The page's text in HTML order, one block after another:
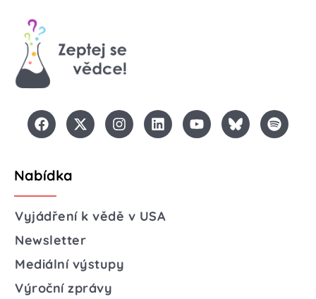
Nabídka
Vyjádření k vědě v USA
Newsletter
Mediální výstupy
Výroční zprávy